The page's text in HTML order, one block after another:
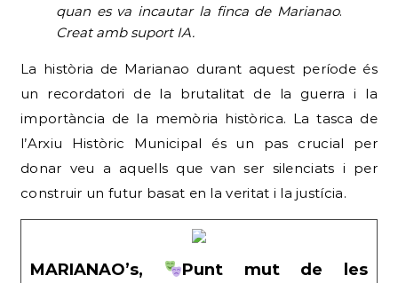
quan es va incautar la finca de Marianao.
Creat amb suport IA.
La història de Marianao durant aquest període és
un recordatori de la brutalitat de la guerra i la
importància de la memòria històrica. La tasca de
l’Arxiu Històric Municipal és un pas crucial per
donar veu a aquells que van ser silenciats i per
construir un futur basat en la veritat i la justícia.
MARIANAO’s,
Punt mut de les